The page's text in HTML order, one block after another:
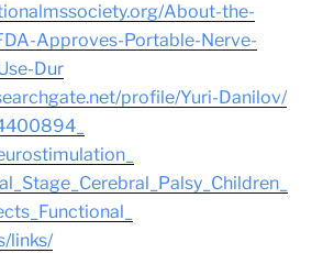
org/About-the-
Approves-Portable-Nerve-
Dur
profile/Yuri-Danilov/
Cerebral_Palsy_Children_
links/